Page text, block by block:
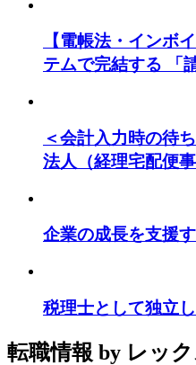
【電帳法・インボ
テムで完結する 「
＜会計入力時の待
法人（経理宅配便事
企業の成長を支援
税理士として独立
転職情報 by レッ